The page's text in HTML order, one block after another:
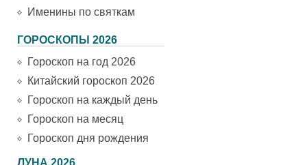
Именины по святкам
ГОРОСКОПЫ 2026
Гороскоп на год 2026
Китайский гороскоп 2026
Гороскоп на каждый день
Гороскоп на месяц
Гороскоп дня рождения
ЛУНА 2026